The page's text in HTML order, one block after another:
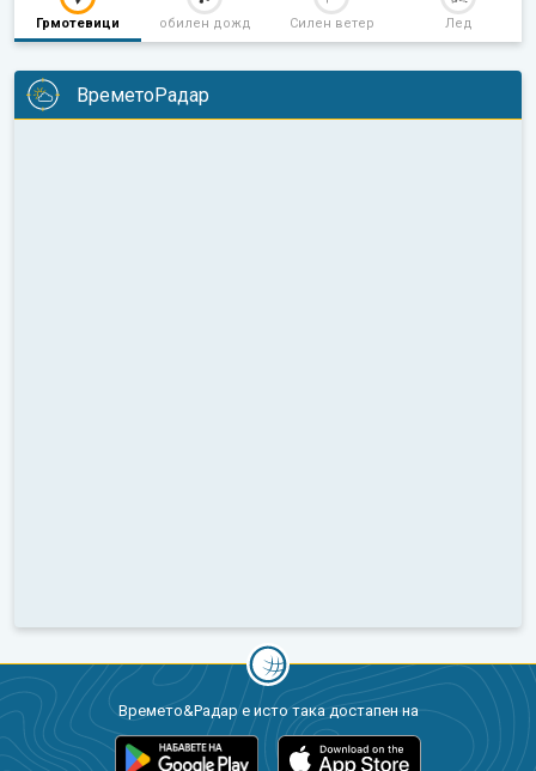
Грмотевици обилен дожд Силен ветер Лед
ВреметоРадар
Времето&Радар е исто така достапен на